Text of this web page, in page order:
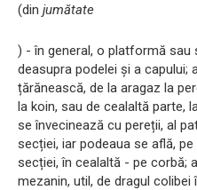
(din jumătate
) - în general, o platformă sau
deasupra podelei și a capului;
țărănească, de la aragaz la
la koin, sau de cealaltă parte,
se învecinează cu pereții, al
secției, iar podeaua se află,
secției, în cealaltă - pe corbă;
mezanin, util, de dragul